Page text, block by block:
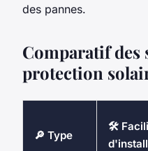
des pannes.
Comparatif des
protection
🔎 Type
🛠️